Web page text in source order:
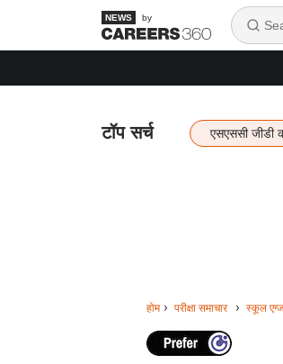
by
टॉप सर्च एसएससी जीडी
होम परीक्षा समाचार स्कूल